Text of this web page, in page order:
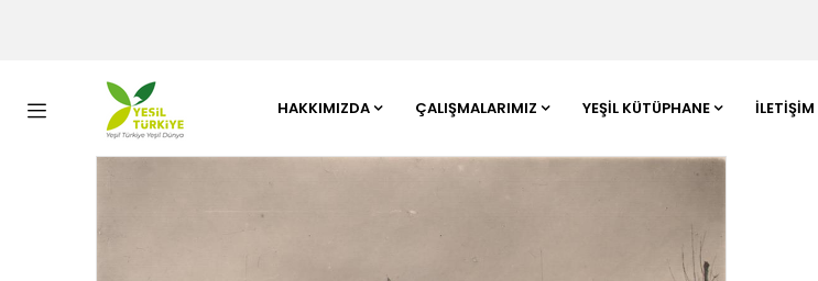
HAKKIMIZDA ÇALIŞMALARIMIZ YEŞIL KÜTÜPHANE İLETIŞIM